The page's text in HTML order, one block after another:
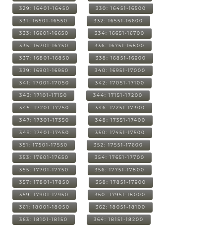
329: 16401-16450 330: 16451-16500
331: 16501-16550 332: 16551-16600
333: 16601-16650 334: 16651-16700
335: 16701-16750 336: 16751-16800
337: 16801-16850 338: 16851-16900
339: 16901-16950 340: 16951-17000
341: 17001-17050 342: 17051-17100
343: 17101-17150 344: 17151-17200
345: 17201-17250 346: 17251-17300
347: 17301-17350 348: 17351-17400
349: 17401-17450 350: 17451-17500
351: 17501-17550 352: 17551-17600
353: 17601-17650 354: 17651-17700
355: 17701-17750 356: 17751-17800
357: 17801-17850 358: 17851-17900
359: 17901-17950 360: 17951-18000
361: 18001-18050 362: 18051-18100
363: 18101-18150 364: 18151-18200